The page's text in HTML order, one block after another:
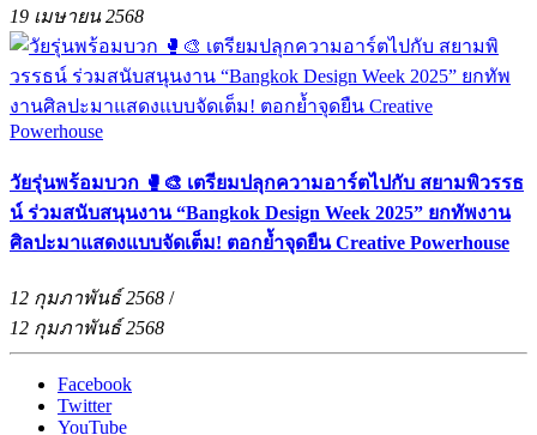
19 เมษายน 2568
วัยรุ่นพร้อมบวก 🥊🎨 เตรียมปลุกความอาร์ตไปกับ สยามพิวรรธ
น์ ร่วมสนับสนุนงาน “Bangkok Design Week 2025” ยกทัพงาน
ศิลปะมาแสดงแบบจัดเต็ม! ตอกย้ำจุดยืน Creative Powerhouse
12 กุมภาพันธ์ 2568 /
12 กุมภาพันธ์ 2568
Facebook
Twitter
YouTube